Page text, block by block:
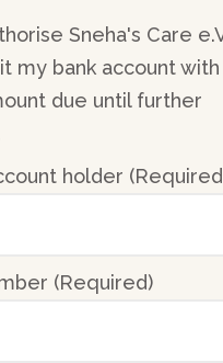
Sneha's Care
my bank account with
due until further
holder
(Required)